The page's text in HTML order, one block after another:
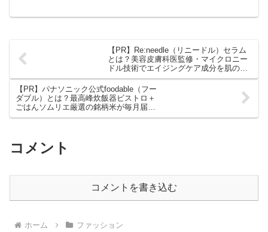
【PR】Re:needle（リニードル）セラム
とは？美容皮膚科医監修・マイクロニー
ドル技術でエイジングケア成分を肌の奥
へ届ける針美容液を徹底解説！
【PR】パナソニック公式foodable（フー
ダブル）とは？最高峰炊飯器ビストロ＋
ごはんソムリエ厳選の銘柄米が毎月届く
サブスクサービスを徹底解説！
コメント
コメントを書き込む
ホーム ファッション